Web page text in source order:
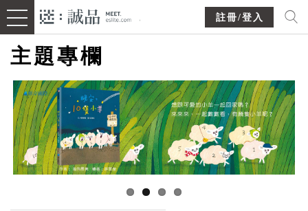
註冊/登入
主題專欄